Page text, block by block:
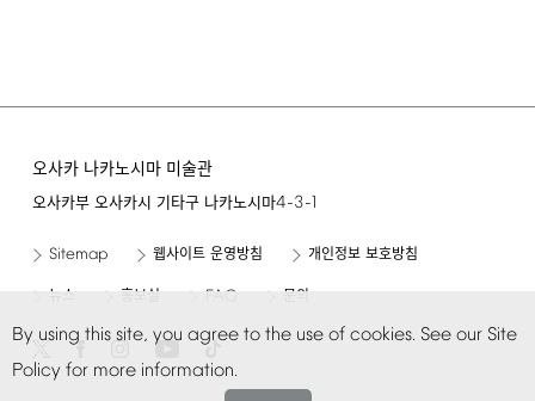
By using this site, you agree to the use of cookies. See our Site
Policy for more information.
오사카 나카노시마 미술관
오사카부 오사카시 기타구 나카노시마4-3-1
Sitemap 웹사이트 운영방침 개인정보 보호방침
FAQ